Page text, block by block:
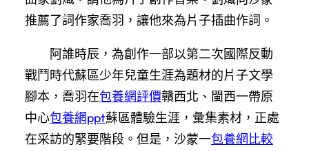
推薦了詞作家喬羽，讓他來為片子插曲作詞。
阿誰時辰，為創作一部以第二次國際反動
戰鬥時代蘇區少年兒童生涯為題材的片子文學
腳本，喬羽在包養網評價贛西北、閩西一帶原
中心包養網ppt蘇區體驗生涯，彙集素材，正處
在采訪的緊要階段。但是，沙蒙一包養網比較